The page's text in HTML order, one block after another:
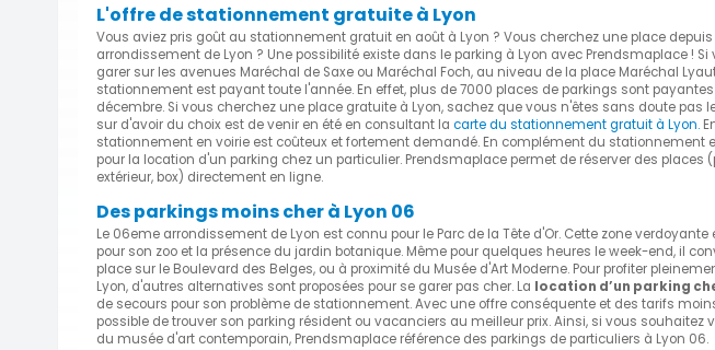
L'offre de stationnement gratuite à Lyon
Vous aviez pris goût au stationnement gratuit en août à Lyon ? Vous cherchez une place
arrondissement de Lyon ? Une possibilité existe dans le parking à Lyon avec Prendsmaplace !
garer sur les avenues Maréchal de Saxe ou Maréchal Foch, au niveau de la place Maréchal
stationnement est payant toute l'année. En effet, plus de 7000 places de parkings sont payantes
décembre. Si vous cherchez une place gratuite à Lyon, sachez que vous n'êtes sans doute pas
sur d'avoir du choix est de venir en été en consultant la carte du stationnement gratuit à Lyon.
stationnement en voirie est coûteux et fortement demandé. En complément du stationnement
pour la location d'un parking chez un particulier. Prendsmaplace permet de réserver des places
extérieur, box) directement en ligne.
Des parkings moins cher à Lyon 06
Le 06eme arrondissement de Lyon est connu pour le Parc de la Tête d'Or. Cette zone
pour son zoo et la présence du jardin botanique. Même pour quelques heures le week-end, il
place sur le Boulevard des Belges, ou à proximité du Musée d'Art Moderne. Pour profiter
Lyon, d'autres alternatives sont proposées pour se garer pas cher. La location d’un parking
de secours pour son problème de stationnement. Avec une offre conséquente et des tarifs
possible de trouver son parking résident ou vacanciers au meilleur prix. Ainsi, si vous souhaitez
du musée d'art contemporain, Prendsmaplace référence des parkings de particuliers à Lyon 06.